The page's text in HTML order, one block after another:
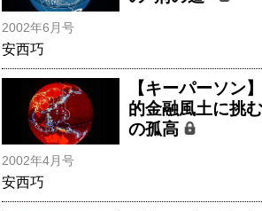
2002年6月号
安西巧
【キーパーソン
的金融風土に挑
の孤高
2002年4月号
安西巧